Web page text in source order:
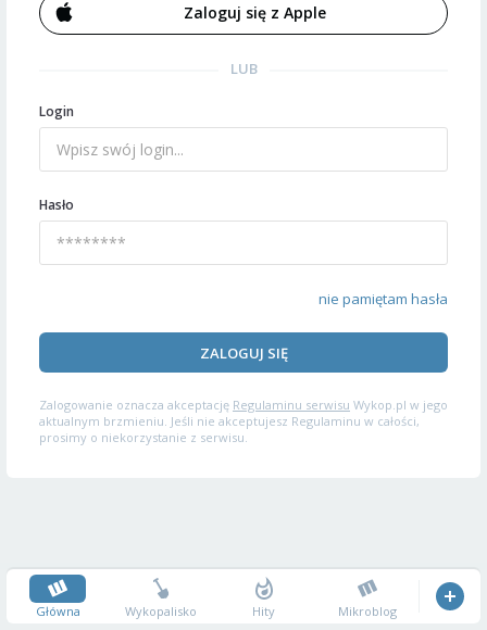
Zaloguj się z Apple
LUB
Login
Hasło
nie pamiętam hasła
ZALOGUJ SIĘ
Zalogowanie oznacza akceptację Regulaminu serwisu Wykop.pl w jego
aktualnym brzmieniu. Jeśli nie akceptujesz Regulaminu w całości,
prosimy o niekorzystanie z serwisu.
Główna Wykopalisko Hity Mikroblog